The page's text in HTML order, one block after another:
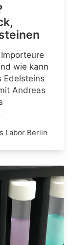
wie kann
Edelsteins
Andreas
Labor Berlin